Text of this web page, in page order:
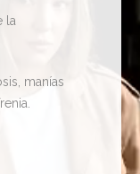
la
manías